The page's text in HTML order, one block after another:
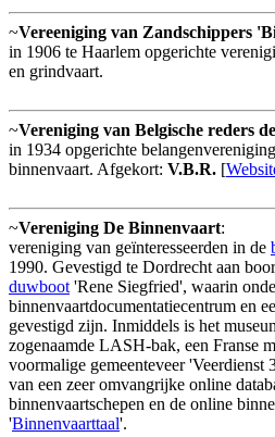
~Vereeniging van Zandschippers
in 1906 te Haarlem opgerichte
en grindvaart.
~Vereniging van Belgische reders
in 1934 opgerichte
binnenvaart. Afgekort: V.B.R. [
~Vereniging De Binnenvaart:
vereniging van geïnteresseerden in de
1990. Gevestigd te Dordrecht aan
duwboot 'Rene Siegfried', waarin
binnenvaartdocumentatiecentrum en
gevestigd zijn. Inmiddels is het
zogenaamde LASH-bak, een Franse
voormalige gemeenteveer 'Veerdienst
van een zeer omvangrijke online
binnenvaartschepen en de online
'Binnenvaarttaal'.